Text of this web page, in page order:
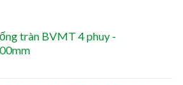
tràn BVMT 4 phuy -